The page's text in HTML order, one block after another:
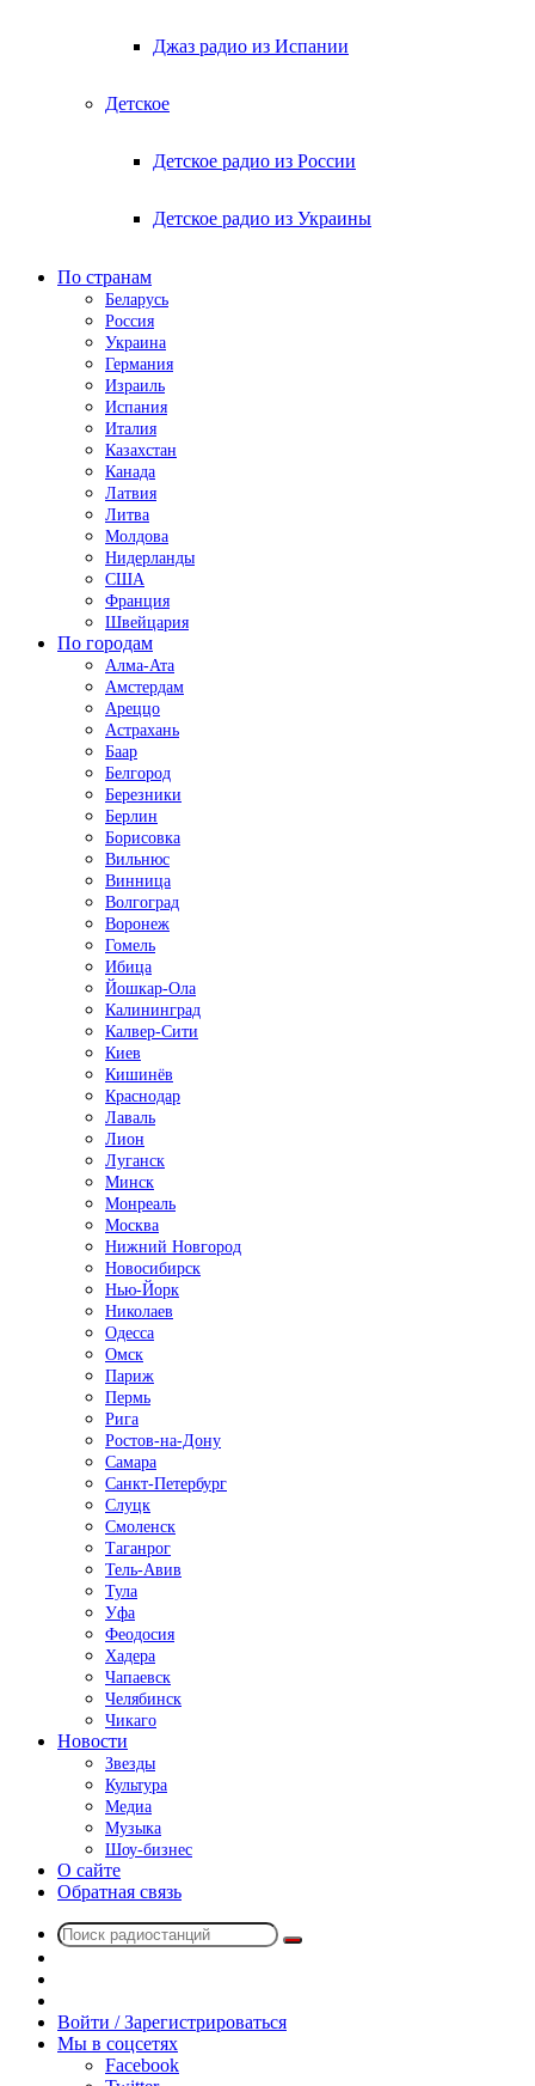
Джаз радио из Испании
Детское
Детское радио из России
Детское радио из Украины
По странам
Беларусь
Россия
Украина
Германия
Израиль
Испания
Италия
Казахстан
Канада
Латвия
Литва
Молдова
Нидерланды
США
Франция
Швейцария
По городам
Алма-Ата
Амстердам
Ареццо
Астрахань
Баар
Белгород
Березники
Берлин
Борисовка
Вильнюс
Винница
Волгоград
Воронеж
Гомель
Ибица
Йошкар-Ола
Калининград
Калвер-Сити
Киев
Кишинёв
Краснодар
Лаваль
Лион
Луганск
Минск
Монреаль
Москва
Нижний Новгород
Новосибирск
Нью-Йорк
Николаев
Одесса
Омск
Париж
Пермь
Рига
Ростов-на-Дону
Самара
Санкт-Петербург
Слуцк
Смоленск
Таганрог
Тель-Авив
Тула
Уфа
Феодосия
Хадера
Чапаевск
Челябинск
Чикаго
Новости
Звезды
Культура
Медиа
Музыка
Шоу-бизнес
О сайте
Обратная связь
Поиск
радио
Войти / Зарегистрироваться
Мы в соцсетях
Facebook